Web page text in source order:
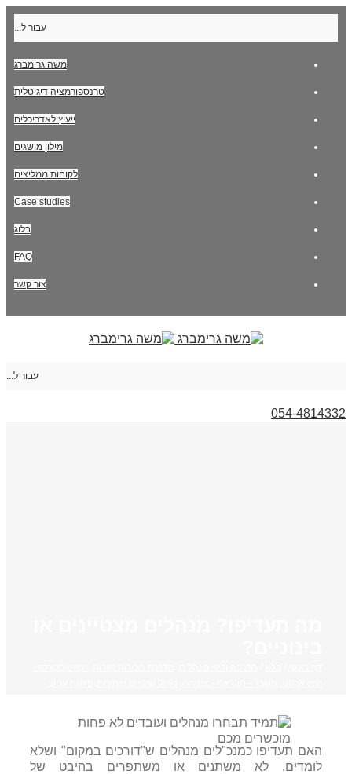
עבור ל...
משה גרימברג
טרנספורמציה דיגיטלית
ייעוץ לאדריכלים
מילון מושגים
לקוחות ממליצים
Case studies
בלוג
FAQ
צור קשר
עבור ל...
054-4814332
האם תעדיפו כמנכ"לים מנהלים ש"דורכים במקום" ושלא
לומדים, לא משתנים או משתפרים בהיבט של